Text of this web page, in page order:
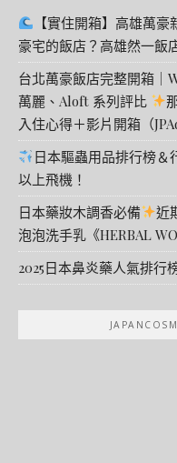
【實住開箱】高雄萬
豪宅的飯店？高雄然一飯
台北萬豪飯店完整開箱｜
萬麗、Aloft 系列評比
入住心得＋影片開箱（
日本驅蟲用品排行榜＆
以上飛機！
日本藥妝木調香必備
近
泡泡洗手乳《HERBAL
2025日本鼻炎藥人氣排行